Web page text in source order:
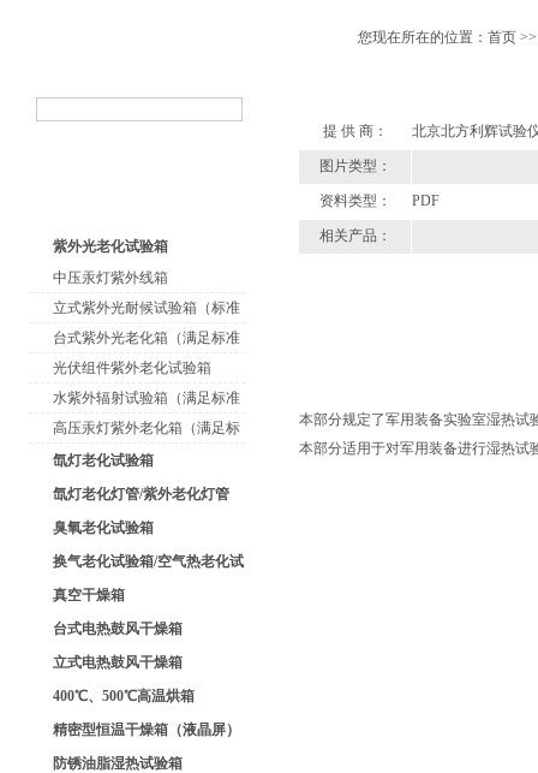
紫外光老化试验箱
中压汞灯紫外线箱
立式紫外光耐候试验箱（标准
型）
台式紫外光老化箱（满足标准
GB/T16776）
光伏组件紫外老化试验箱
水紫外辐射试验箱（满足标准
JC485-1992）
高压汞灯紫外老化箱（满足标
准GB/T16777）
氙灯老化试验箱
氙灯老化灯管/紫外老化灯管
（耗材）
臭氧老化试验箱
换气老化试验箱/空气热老化试
验箱
真空干燥箱
台式电热鼓风干燥箱
立式电热鼓风干燥箱
400℃、500℃高温烘箱
精密型恒温干燥箱（液晶屏）
防锈油脂湿热试验箱
您现在所在的位置： 首页
提 供 商： 北京北方利辉试验
图片类型：
资料类型： PDF
相关产品：
本部分规定了军用装备实验室湿热试
本部分适用于对军用装备进行湿热试